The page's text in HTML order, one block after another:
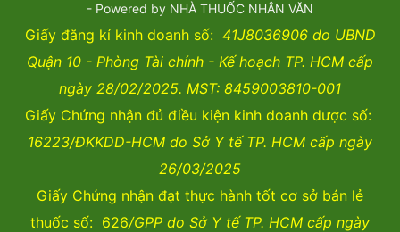
- Powered by NHÀ THUỐC NHÂN VĂN
Giấy đăng kí kinh doanh số: 41J8036906 do UBND
Quận 10 - Phòng Tài chính - Kế hoạch TP. HCM cấp
ngày 28/02/2025. MST: 8459003810-001
Giấy Chứng nhận đủ điều kiện kinh doanh dược số:
16223/ĐKKDD-HCM do Sở Y tế TP. HCM cấp ngày
26/03/2025
Giấy Chứng nhận đạt thực hành tốt cơ sở bán lẻ
thuốc số: 626/GPP do Sở Y tế TP. HCM cấp ngày